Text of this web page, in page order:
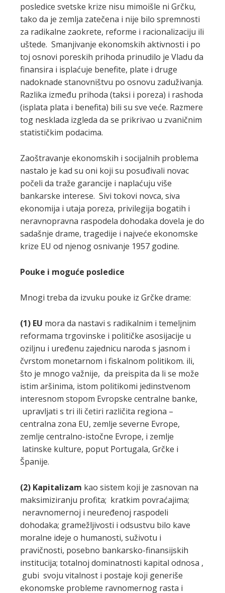
posledice svetske krize nisu mimoišle ni Grčku,
tako da je zemlja zatečena i nije bilo spremnosti
za radikalne zaokrete, reforme i racionalizaciju ili
uštede. Smanjivanje ekonomskih aktivnosti i po
toj osnovi poreskih prihoda prinudilo je Vladu da
finansira i isplaćuje benefite, plate i druge
nadoknade stanovništvu po osnovu zaduživanja.
Razlika između prihoda (taksi i poreza) i rashoda
(isplata plata i benefita) bili su sve veće. Razmere
tog nesklada izgleda da se prikrivao u zvaničnim
statističkim podacima.
Zaoštravanje ekonomskih i socijalnih problema
nastalo je kad su oni koji su posuđivali novac
počeli da traže garancije i naplaćuju više
bankarske interese. Sivi tokovi novca, siva
ekonomija i utaja poreza, privilegija bogatih i
neravnopravna raspodela dohodaka dovela je do
sadašnje drame, tragedije i najveće ekonomske
krize EU od njenog osnivanje 1957 godine.
Pouke i moguće posledice
Mnogi treba da izvuku pouke iz Grčke drame:
(1) EU mora da nastavi s radikalnim i temeljnim
reformama trgovinske i političke asosijacije u
oziljnu i uređenu zajednicu naroda s jasnom i
čvrstom monetarnom i fiskalnom politikom. ili,
što je mnogo važnije, da preispita da li se može
istim aršinima, istom politikomi jedinstvenom
interesnom stopom Evropske centralne banke,
upravljati s tri ili četiri različita regiona –
centralna zona EU, zemlje severne Evrope,
zemlje centralno-istočne Evrope, i zemlje
latinske kulture, poput Portugala, Grčke i
Španije.
(2) Kapitalizam kao sistem koji je zasnovan na
maksimiziranju profita; kratkim povraćajima;
neravnomernoj i neuređenoj raspodeli
dohodaka; gramežljivosti i odsustvu bilo kave
moralne ideje o humanosti, suživotu i
pravičnosti, posebno bankarsko-finansijskih
institucija; totalnoj dominatnosti kapital odnosa ,
gubi svoju vitalnost i postaje koji generiše
ekonomske probleme ravnomernog rasta i